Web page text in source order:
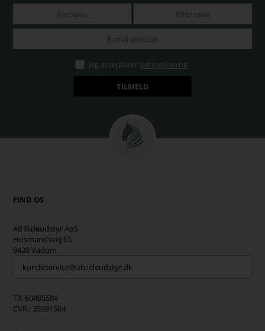
Jeg accepterer betingelserne
FIND OS
AB Rideudstyr ApS
Husmandsvej 65
9430 Vadum
kundeservice@abrideudstyr.dk
Tlf. 60485584
CVR.: 35391584